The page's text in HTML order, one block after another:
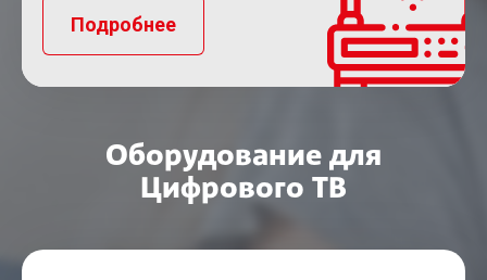
Подробнее
Оборудование для
Цифрового ТВ